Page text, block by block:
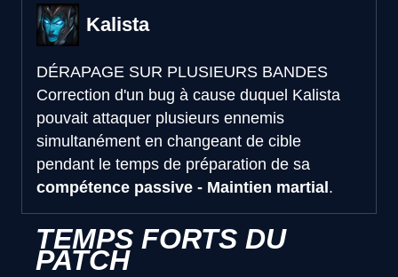
Kalista
DÉRAPAGE SUR PLUSIEURS BANDES
Correction d'un bug à cause duquel Kalista
pouvait attaquer plusieurs ennemis
simultanément en changeant de cible
pendant le temps de préparation de sa
compétence passive - Maintien martial .
TEMPS FORTS DU
PATCH